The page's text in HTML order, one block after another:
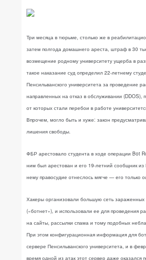
Три месяца в тюрьме, столько же в
затем полгода домашнего ареста, штраф в 30
возмещение родному университету ущерба в
такое наказание суд определил 22-летнему
Пенсильванского университета за проведение
направленных на отказ в обслуживании
от которых стали перебои в работе
Впрочем, могло быть и хуже: закон
лишения свободы.
ФБР арестовало студента в ходе операции Bot
ним был арестован и его 19-летний сообщник
нему правосудие отнеслось мягче — его только
Хакеры организовали большую сеть зараженных
(«ботнет»), и использовали ее для проведения
на сайты, рассылки спама и тому подобных
При этом конфигурационная информация для
сервере Пенсильванского университета, и в
время одной из атак этот сервер даже оказался